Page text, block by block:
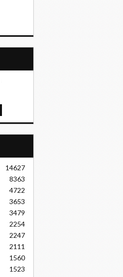
14627
8363
4722
3653
3479
2254
2247
2111
1560
1523